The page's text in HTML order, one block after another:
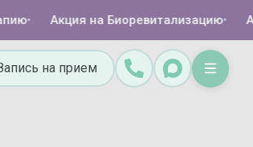
• Акция на Биоревитализацию•
на прием